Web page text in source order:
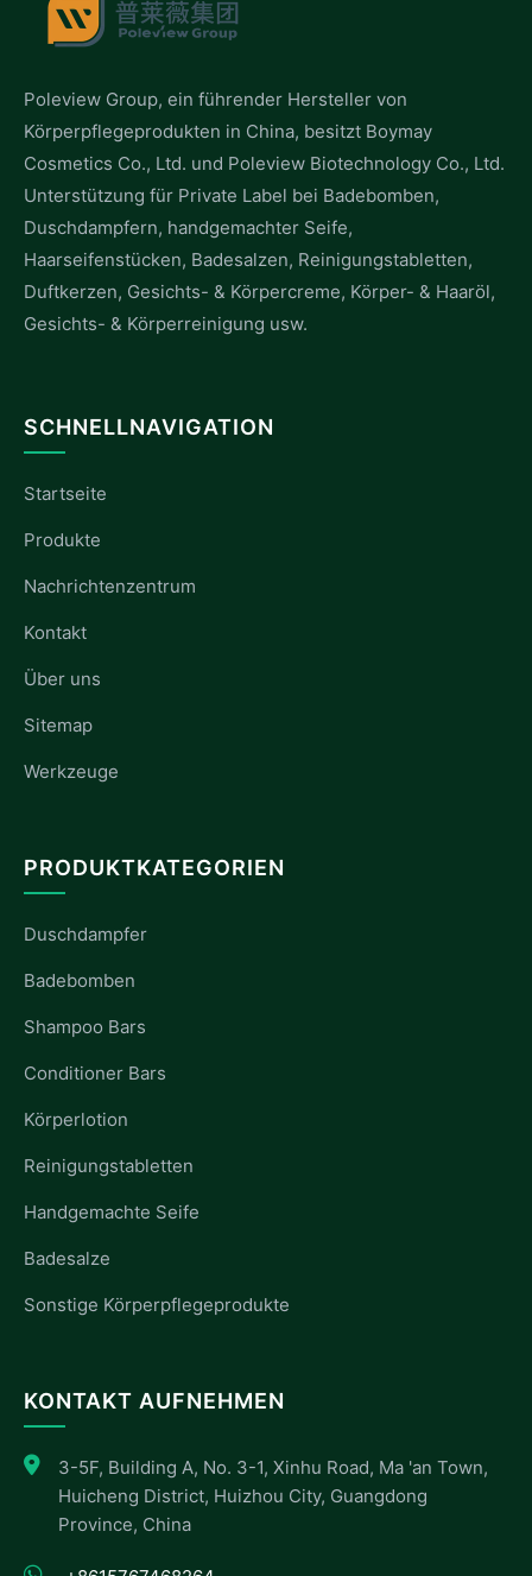
Poleview Group, ein führender Hersteller von
Körperpflegeprodukten in China, besitzt Boymay
Cosmetics Co., Ltd. und Poleview Biotechnology Co., Ltd.
Unterstützung für Private Label bei Badebomben,
Duschdampfern, handgemachter Seife,
Haarseifenstücken, Badesalzen, Reinigungstabletten,
Duftkerzen, Gesichts- & Körpercreme, Körper- & Haaröl,
Gesichts- & Körperreinigung usw.
SCHNELLNAVIGATION
Startseite
Produkte
Nachrichtenzentrum
Kontakt
Über uns
Sitemap
Werkzeuge
PRODUKTKATEGORIEN
Duschdampfer
Badebomben
Shampoo Bars
Conditioner Bars
Körperlotion
Reinigungstabletten
Handgemachte Seife
Badesalze
Sonstige Körperpflegeprodukte
KONTAKT AUFNEHMEN
3-5F, Building A, No. 3-1, Xinhu Road, Ma 'an Town,
Huicheng District, Huizhou City, Guangdong
Province, China